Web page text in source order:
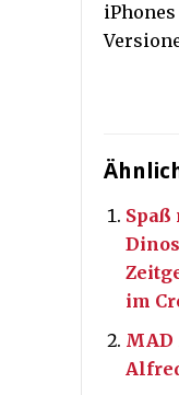
Spaß
im
MAD